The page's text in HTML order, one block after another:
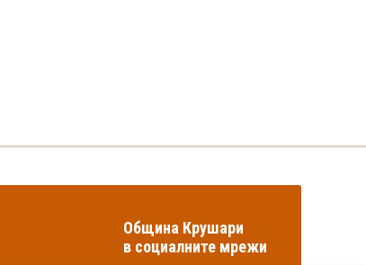
Община Крушари
в социалните мрежи